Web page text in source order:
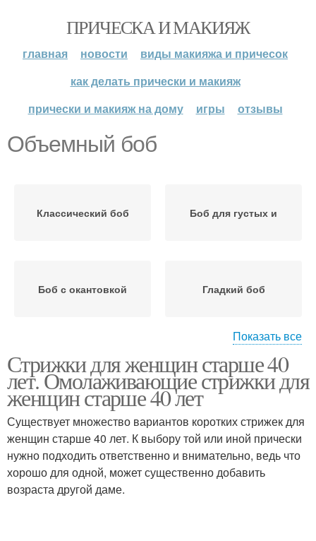
ПРИЧЕСКА И МАКИЯЖ
главная новости
виды макияжа и причесок
как делать прически и макияж
прически и макияж на дому
игры отзывы
Объемный боб
Классический боб Боб для густых и
Боб с окантовкой Гладкий боб
Боб с короткой челкой Удлиненный боб
Боб с рваными
кончиками
Асимметричный боб
Показать все
Стрижки для женщин старше 40
лет. Омолаживающие стрижки для
женщин старше 40 лет
Существует множество вариантов коротких стрижек для
женщин старше 40 лет. К выбору той или иной прически
нужно подходить ответственно и внимательно, ведь что
хорошо для одной, может существенно добавить
возраста другой даме.